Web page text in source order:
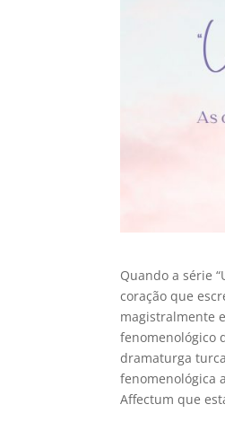
Quando a série
coração que
magistralmente
fenomenológico
dramaturga
fenomenológica
Affectum que